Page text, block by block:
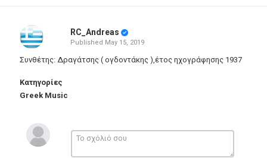
RC_Andreas
Published May 15, 2019
Συνθέτης: Δραγάτσης ( ογδοντάκης ),έτος ηχογράφησης 1937
Κατηγορίες
Greek Music